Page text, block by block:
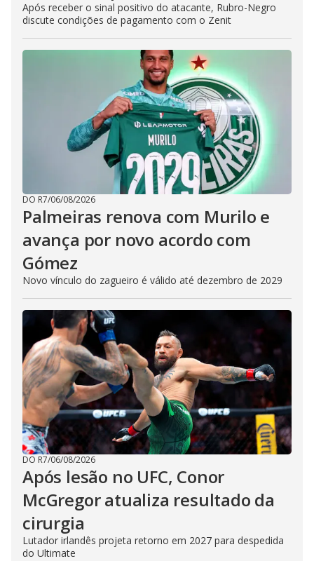
Após receber o sinal positivo do atacante, Rubro-Negro
discute condições de pagamento com o Zenit
DO R7/06/08/2026
Palmeiras renova com Murilo e
avança por novo acordo com
Gómez
Novo vínculo do zagueiro é válido até dezembro de 2029
DO R7/06/08/2026
Após lesão no UFC, Conor
McGregor atualiza resultado da
cirurgia
Lutador irlandês projeta retorno em 2027 para despedida
do Ultimate